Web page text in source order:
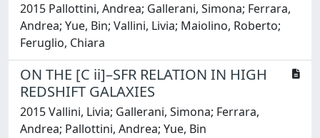
2015 Pallottini, Andrea; Gallerani, Simona; Ferrara,
Andrea; Yue, Bin; Vallini, Livia; Maiolino, Roberto;
Feruglio, Chiara
ON THE [C ii]–SFR RELATION IN HIGH
REDSHIFT GALAXIES
2015 Vallini, Livia; Gallerani, Simona; Ferrara,
Andrea; Pallottini, Andrea; Yue, Bin